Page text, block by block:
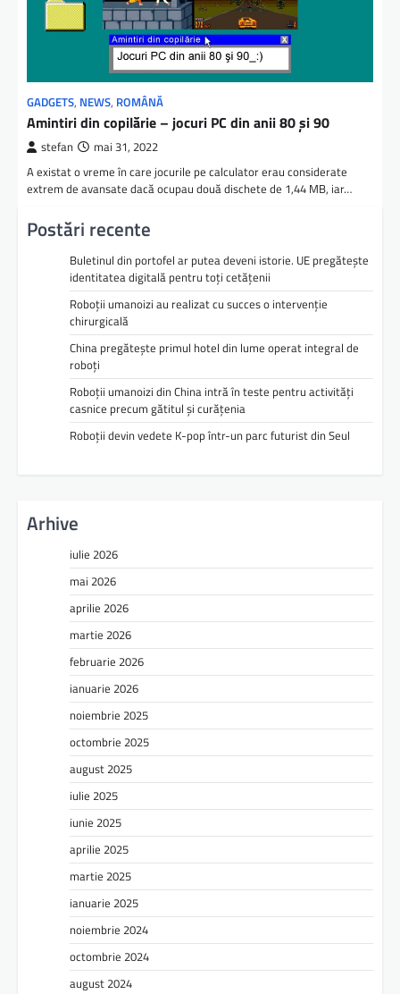
GADGETS, NEWS, ROMÂNĂ
Amintiri din copilărie – jocuri PC din anii 80 şi 90
stefan mai 31, 2022
A existat o vreme în care jocurile pe calculator erau considerate
extrem de avansate dacă ocupau două dischete de 1,44 MB, iar…
Postări recente
Buletinul din portofel ar putea deveni istorie. UE pregătește
identitatea digitală pentru toți cetățenii
Roboții umanoizi au realizat cu succes o intervenție
chirurgicală
China pregătește primul hotel din lume operat integral de
roboți
Roboții umanoizi din China intră în teste pentru activități
casnice precum gătitul și curățenia
Roboții devin vedete K-pop într-un parc futurist din Seul
Arhive
iulie 2026
mai 2026
aprilie 2026
martie 2026
februarie 2026
ianuarie 2026
noiembrie 2025
octombrie 2025
august 2025
iulie 2025
iunie 2025
aprilie 2025
martie 2025
ianuarie 2025
noiembrie 2024
octombrie 2024
august 2024